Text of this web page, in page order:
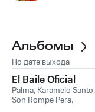
Альбомы
По дате выхода
El Baile Oficial
Palma, Karamelo Santo,
Son Rompe Pera,